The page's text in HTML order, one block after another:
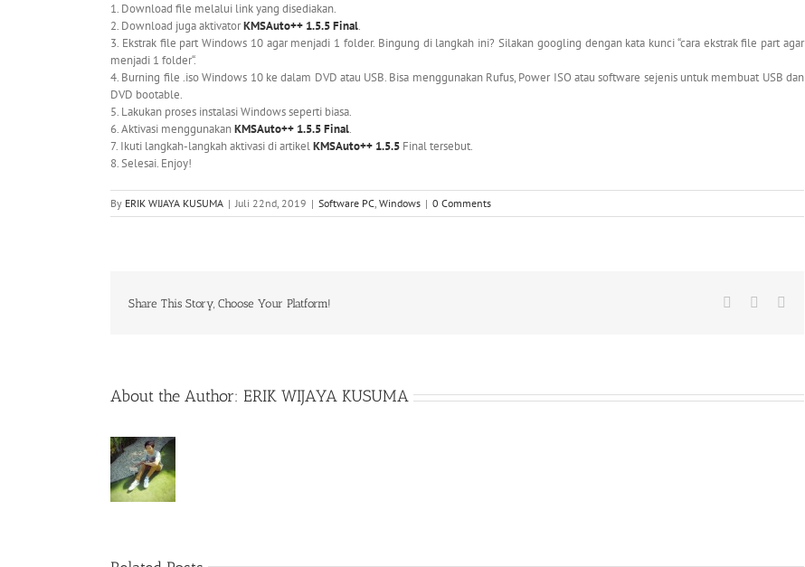
1. Download file melalui link yang disediakan.
2. Download juga aktivatorKMSAuto++ 1.5.5 Final.
3. Ekstrak file part Windows 10 agar menjadi 1 folder. Bingung di langkah ini? Silakan googling dengan kata kunci “cara ekstrak file part agar
menjadi 1 folder“.
4. Burning file .iso Windows 10 ke dalam DVD atau USB. Bisa menggunakan Rufus, Power ISO atau software sejenis untuk membuat USB dan
DVD bootable.
5. Lakukan proses instalasi Windows seperti biasa.
6. Aktivasi menggunakanKMSAuto++ 1.5.5 Final.
7. Ikuti langkah-langkah aktivasi di artikelKMSAuto++ 1.5.5 Final tersebut.
8. Selesai. Enjoy!
By ERIK WIJAYA KUSUMA | Juli 22nd, 2019 | Software PC, Windows | 0 Comments
Share This Story, Choose Your Platform! Facebook
About the Author: ERIK WIJAYA KUSUMA